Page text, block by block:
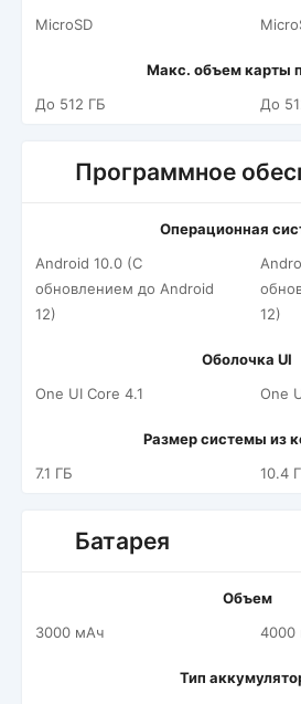
MicroSD
Макс. объем карты
До 512 ГБ
До
Программное
Операционная
Android 10.0 (С
обновлением до Android
12)
12)
Оболочка UI
One UI Core 4.1
One
Размер системы из
7.1 ГБ
10.4
Батарея
Объем
3000 мАч
4000
Тип